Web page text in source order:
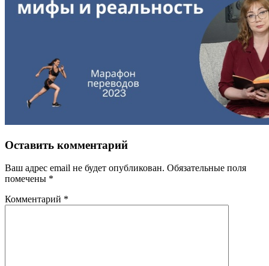
Оставить комментарий
Ваш адрес email не будет опубликован. Обязательные поля
помечены *
Комментарий *